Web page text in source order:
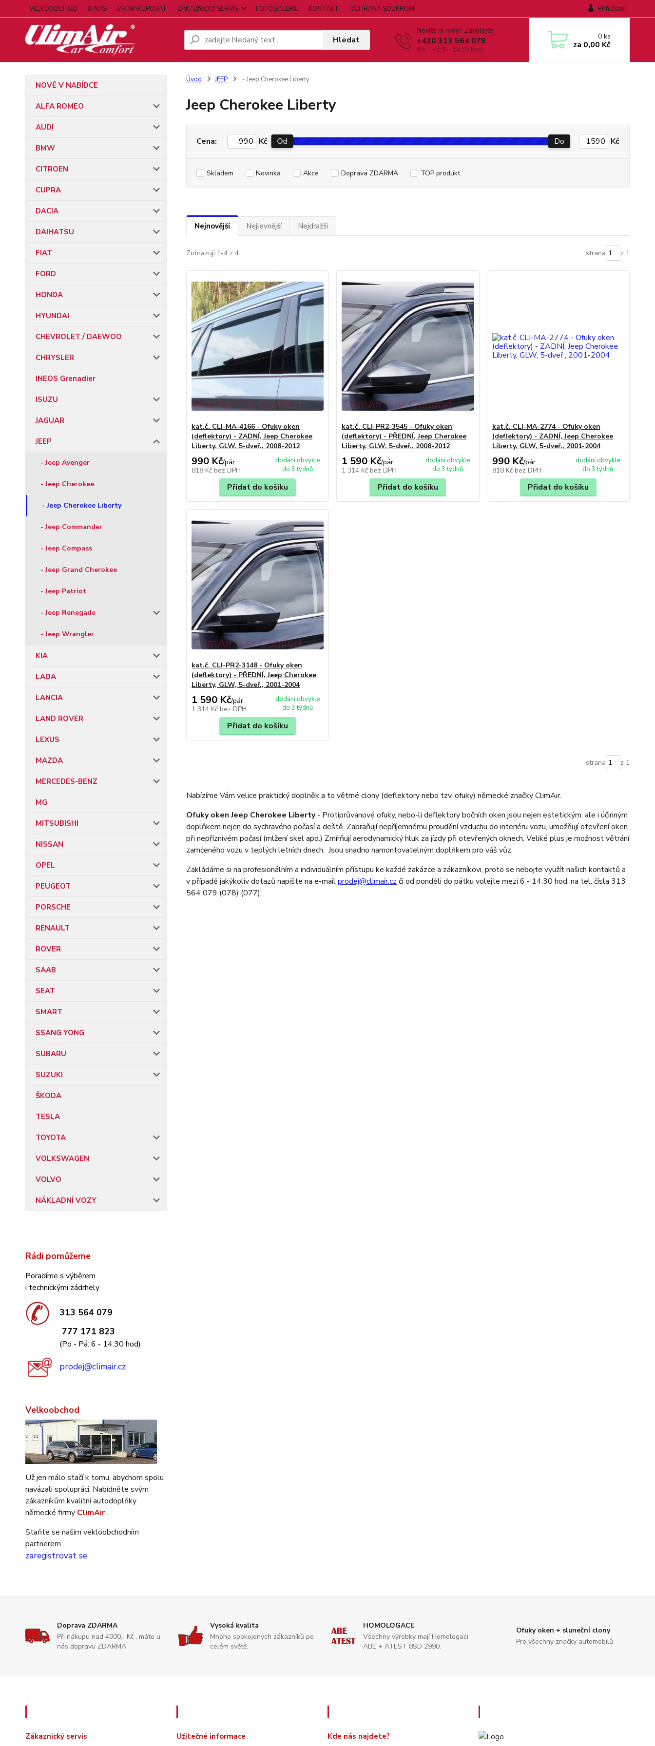
VELKOOBCHOD O NÁS JAK NAKUPOVAT ZÁKAZNICKÝ SERVIS FOTOGALERIE KONTAKT OCHRANA SOUKROMÍ Přihlášení
Hledat
Nevíte si rady? Zavolejte.
+420 313 564 078
(Po - Pá: 6 - 14:30 hod)
0ks
za 0,00 Kč
NOVĚ V NABÍDCE
ALFA ROMEO
AUDI
BMW
CITROEN
CUPRA
DACIA
DAIHATSU
FIAT
FORD
HONDA
HYUNDAI
CHEVROLET / DAEWOO
CHRYSLER
INEOS Grenadier
ISUZU
JAGUAR
JEEP
- Jeep Avenger
- Jeep Cherokee
- Jeep Cherokee Liberty
- Jeep Commander
- Jeep Compass
- Jeep Grand Cherokee
- Jeep Patriot
- Jeep Renegade
- Jeep Wrangler
KIA
LADA
LANCIA
LAND ROVER
LEXUS
MAZDA
MERCEDES-BENZ
MG
MITSUBISHI
NISSAN
OPEL
PEUGEOT
PORSCHE
RENAULT
ROVER
SAAB
SEAT
SMART
SSANG YONG
SUBARU
SUZUKI
ŠKODA
TESLA
TOYOTA
VOLKSWAGEN
VOLVO
NÁKLADNÍ VOZY
Rádi pomůžeme
Poradíme s výběrem
i technickými zádrhely
313 564 079
777 171 823
(Po - Pá: 6 - 14:30 hod)
prodej@climair.cz
Velkoobchod
Už jen málo stačí k tomu, abychom spolu
navázali spolupráci. Nabídněte svým
zákazníkům kvalitní autodoplňky
německé firmy ClimAir.
Staňte se naším vekloobchodním
partnerem.
zaregistrovat se
Úvod JEEP - Jeep Cherokee Liberty
Jeep Cherokee Liberty
Cena: Kč Od Do Kč
Skladem Novinka Akce Doprava ZDARMA TOP produkt
Nejnovější Nejlevnější Nejdražší
Zobrazuji 1-4 z 4 strana z 1
kat.č. CLI-MA-4166 - Ofuky oken
(deflektory) - ZADNÍ, Jeep Cherokee
Liberty, GLW, 5-dveř., 2008-2012
990 Kč/pár
818 Kč bez DPH
dodání obvykle
do 3 týdnů
Přidat do košíku
kat.č. CLI-PR2-3545 - Ofuky oken
(deflektory) - PŘEDNÍ, Jeep Cherokee
Liberty, GLW, 5-dveř., 2008-2012
1 590 Kč/pár
1 314 Kč bez DPH
dodání obvykle
do 3 týdnů
Přidat do košíku
kat.č. CLI-MA-2774 - Ofuky oken
(deflektory) - ZADNÍ, Jeep Cherokee
Liberty, GLW, 5-dveř., 2001-2004
990 Kč/pár
818 Kč bez DPH
dodání obvykle
do 3 týdnů
Přidat do košíku
kat.č. CLI-PR2-3148 - Ofuky oken
(deflektory) - PŘEDNÍ, Jeep Cherokee
Liberty, GLW, 5-dveř., 2001-2004
1 590 Kč/pár
1 314 Kč bez DPH
dodání obvykle
do 3 týdnů
Přidat do košíku
strana z 1
Nabízíme Vám velice praktický doplněk a to větrné clony (deflektory nebo tzv. ofuky) německé značky ClimAir.
Ofuky oken Jeep Cherokee Liberty- Protiprůvanové ofuky, nebo-li deflektory bočních oken jsou nejen estetickým, ale i účinným
doplňkem nejen do sychravého počasí a deště. Zabraňují nepříjemnému proudění vzduchu do interiéru vozu, umožňují otevření oken
při nepříznivém počasí (mlžení skel apd.) Zmírňují aerodynamický hluk za jízdy při otevřených oknech. Veliké plus je možnost větrání
zamčeného vozu v teplých letních dnech. Jsou snadno namontovatelným doplňkem pro váš vůz.
Zakládáme si na profesionálním a individuálním přístupu ke každé zakázce a zákazníkovi, proto se nebojte využít našich kontaktů a
v případě jakýkoliv dotazů napište na e-mailprodej@climair.cz či od ponděli do pátku volejte mezi 6 - 14:30 hod. na tel. čísla 313
564 079 (078) (077).
Doprava ZDARMA
Při nákupu nad 4000,- Kč , máte u
nás dopravu ZDARMA
Vysoká kvalita
Mnoho spokojených zákazníků po
celém světě.
HOMOLOGACE
Všechny výrobky mají Homologaci
ABE + ATEST 8SD 2990.
Ofuky oken + sluneční clony
Pro všechny značky automobilů
Zákaznický servis Užitečné informace Kde nás najdete?